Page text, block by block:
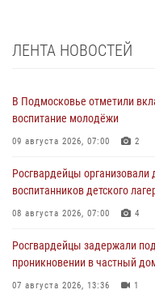
ЛЕНТА НОВОСТЕЙ
В Подмосковье отметили
воспитание молодёжи
09 августа 2026, 07:00 2
Росгвардейцы
воспитанников детского
08 августа 2026, 07:00 4
Росгвардейцы задержали
проникновении в частный
07 августа 2026, 13:36 1